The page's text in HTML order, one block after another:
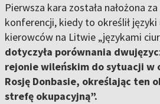
Pierwsza kara została nałożona
konferencji, kiedy to określił języki
kierowców na Litwie „językami
dotyczyła porównania
rejonie wileńskim do sytuacji w
Rosję Donbasie, określając ten
strefę okupacyjną”.